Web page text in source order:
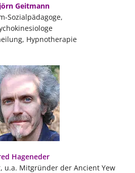
Geitmann
Sozialpädagoge,
Hypnotherapie
Hageneder
u.a. Mitgründer der Ancient Yew